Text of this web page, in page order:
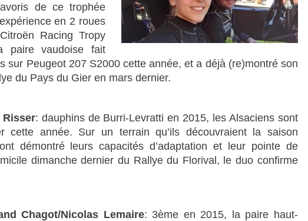
de ce trophée
en 2 roues
Citroën Racing Tropy
paire vaudoise fait
sur Peugeot 207 S2000 cette année, et a déjà (re)montré son
du Pays du Gier en mars dernier.
: dauphins de Burri-Levratti en 2015, les Alsaciens sont
cette année. Sur un terrain qu’ils découvraient la saison
démontré leurs capacités d’adaptation et leur pointe de
dimanche dernier du Rallye du Florival, le duo confirme
Chagot/Nicolas Lemaire: 3ème en 2015, la paire haut-
Supersport
Reportage exclusif dans les coulisses